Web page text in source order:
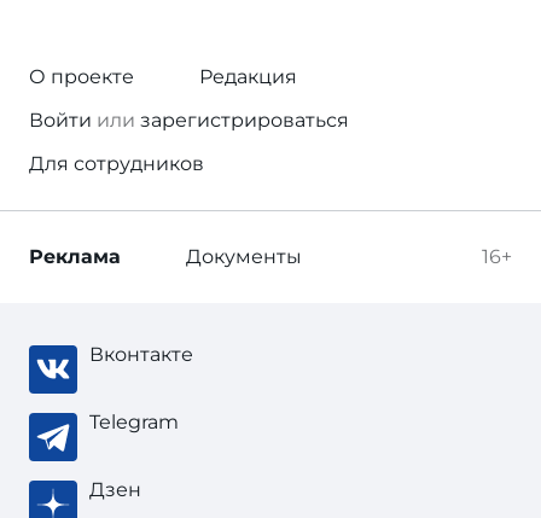
О проекте
Редакция
Войти или зарегистрироваться
Для сотрудников
16+
Реклама Документы
Вконтакте
Telegram
Дзен